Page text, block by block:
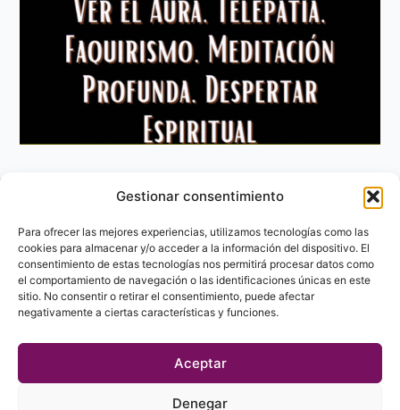
Gestionar consentimiento
Para ofrecer las mejores experiencias, utilizamos tecnologías como las
cookies para almacenar y/o acceder a la información del dispositivo. El
consentimiento de estas tecnologías nos permitirá procesar datos como
el comportamiento de navegación o las identificaciones únicas en este
sitio. No consentir o retirar el consentimiento, puede afectar
negativamente a ciertas características y funciones.
Aceptar
Denegar
Aviso Legal
Política de privacidad
Política de Cookies
Contacto